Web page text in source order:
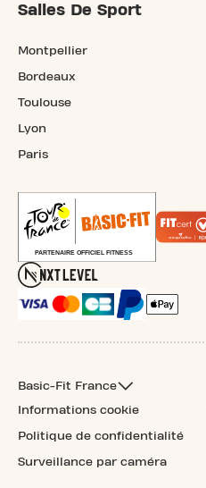
Salles De Sport
Montpellier
Bordeaux
Toulouse
Lyon
Paris
Basic-Fit France
Informations cookie
Politique de confidentialité
Surveillance par caméra